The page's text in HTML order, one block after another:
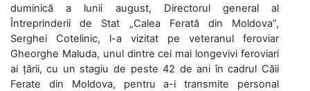
duminică a lunii august, Directorul general al
Întreprinderii de Stat „Calea Ferată din Moldova”,
Serghei Cotelinic, l-a vizitat pe veteranul feroviar
Gheorghe Maluda, unul dintre cei mai longevivi feroviari
ai țării, cu un stagiu de peste 42 de ani în cadrul Căii
Ferate din Moldova, pentru a-i transmite personal